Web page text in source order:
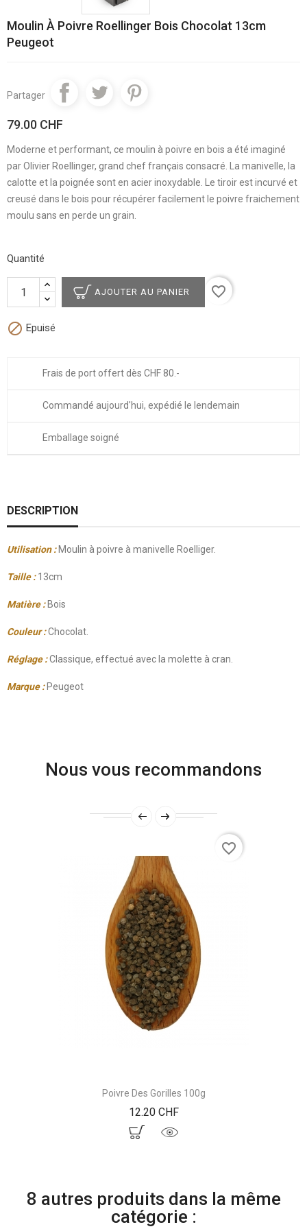
Moulin À Poivre Roellinger Bois Chocolat 13cm
Peugeot
Partager
79.00 CHF
Moderne et performant, ce moulin à poivre en bois a été imaginé
par Olivier Roellinger, grand chef français consacré. La manivelle, la
calotte et la poignée sont en acier inoxydable. Le tiroir est incurvé et
creusé dans le bois pour récupérer facilement le poivre fraichement
moulu sans en perde un grain.
Quantité
AJOUTER AU PANIER favorite_border
 Epuisé
Frais de port offert dès CHF 80.-
Commandé aujourd'hui, expédié le lendemain
Emballage soigné
DESCRIPTION
Utilisation :Moulin à poivre à manivelle Roelliger.
Taille :13cm
Matière :Bois
Couleur :Chocolat.
Réglage :Classique, effectué avec la molette à cran.
Marque :Peugeot
Nous vous recommandons
Poivre Des Gorilles 100g
12.20 CHFPrix
favorite_border
8 autres produits dans la même
catégorie :